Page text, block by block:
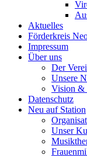
Aktuelles
Förderkreis
Impressum
Über uns
Der
Unsere
Vision &
Datenschutz
Neu auf Station
Unser